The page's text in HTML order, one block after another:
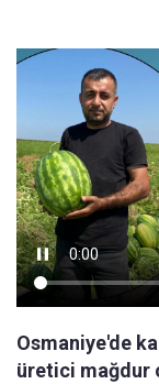
Osmaniye'de
üretici mağdur